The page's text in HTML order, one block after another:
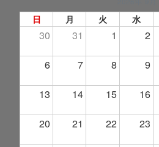
日 月 火 水
30 31 1 2
6 7 8 9
13 14 15 16
20 21 22 23